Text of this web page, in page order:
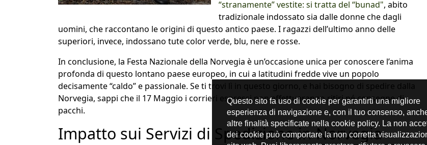
“stranamente” vestite: si tratta del “bunad", abito
tradizionale indossato sia dalle donne che dagli
uomini, che raccontano le origini di questo antico paese. I ragazzi dell’ultimo anno delle
superiori, invece, indossano tute color verde, blu, nere e rosse.
In conclusione, la Festa Nazionale della Norvegia è un’occasione unica per conoscere l’anima
profonda di questo lontano paese europeo, in cui a latitudini fredde vive un popolo
decisamente “caldo” e passionale. Se ti trovi lì in questo giorno, e hai bisogno di spedire dalla
Norvegia, sappi che il 17 Maggio i corrieri espressi non effettueranno ritiri né consegne di
pacchi.
Impatto sui Servizi di Spedizione in Norvegia